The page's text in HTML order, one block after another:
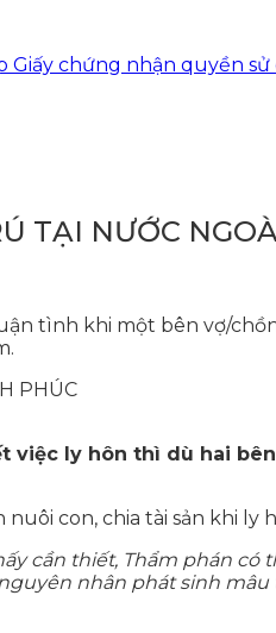
nhận quyền sử
TẠI NƯỚC
tình khi một bên vợ/
việc ly hôn thì dù hai
con, chia tài sản khi ly
cần thiết, Thẩm phán có
nhân phát sinh